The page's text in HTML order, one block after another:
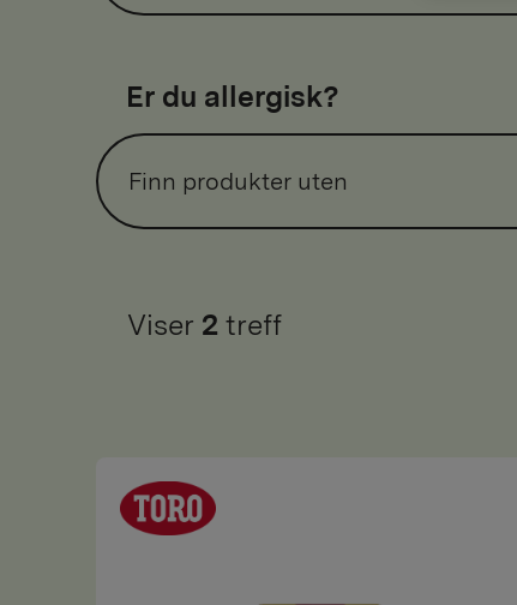
Er du allergisk?
Finn produkter uten
Viser 2 treff